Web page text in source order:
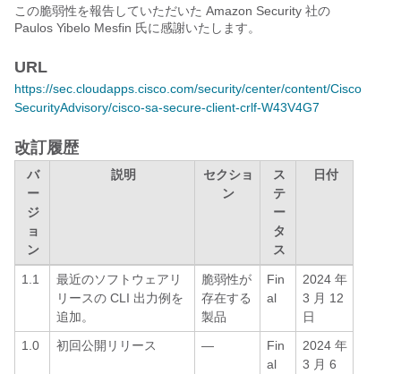
この脆弱性を報告していただいた Amazon Security 社の
Paulos Yibelo Mesfin 氏に感謝いたします。
URL
https://sec.cloudapps.cisco.com/security/center/content/Cisco
SecurityAdvisory/cisco-sa-secure-client-crlf-W43V4G7
改訂履歴
バ
ー
ジ
ョ
ン
説明
セクショ
ン
ス
テ
ー
タ
ス
日付
1.1
最近のソフトウェアリ
リースの CLI 出力例を
追加。
脆弱性が
存在する
製品
Fin
al
2024 年
3 月 12
日
1.0
初回公開リリース —
Fin
al
2024 年
3 月 6